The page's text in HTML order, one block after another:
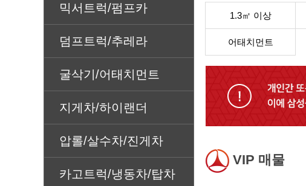
믹서트럭/펌프카
덤프트럭/추레라
굴삭기/어태치먼트
지게차/하이랜더
압롤/살수차/진게차
카고트럭/냉동차/탑차
1.3㎡ 이상
어태치먼트
VIP 매물